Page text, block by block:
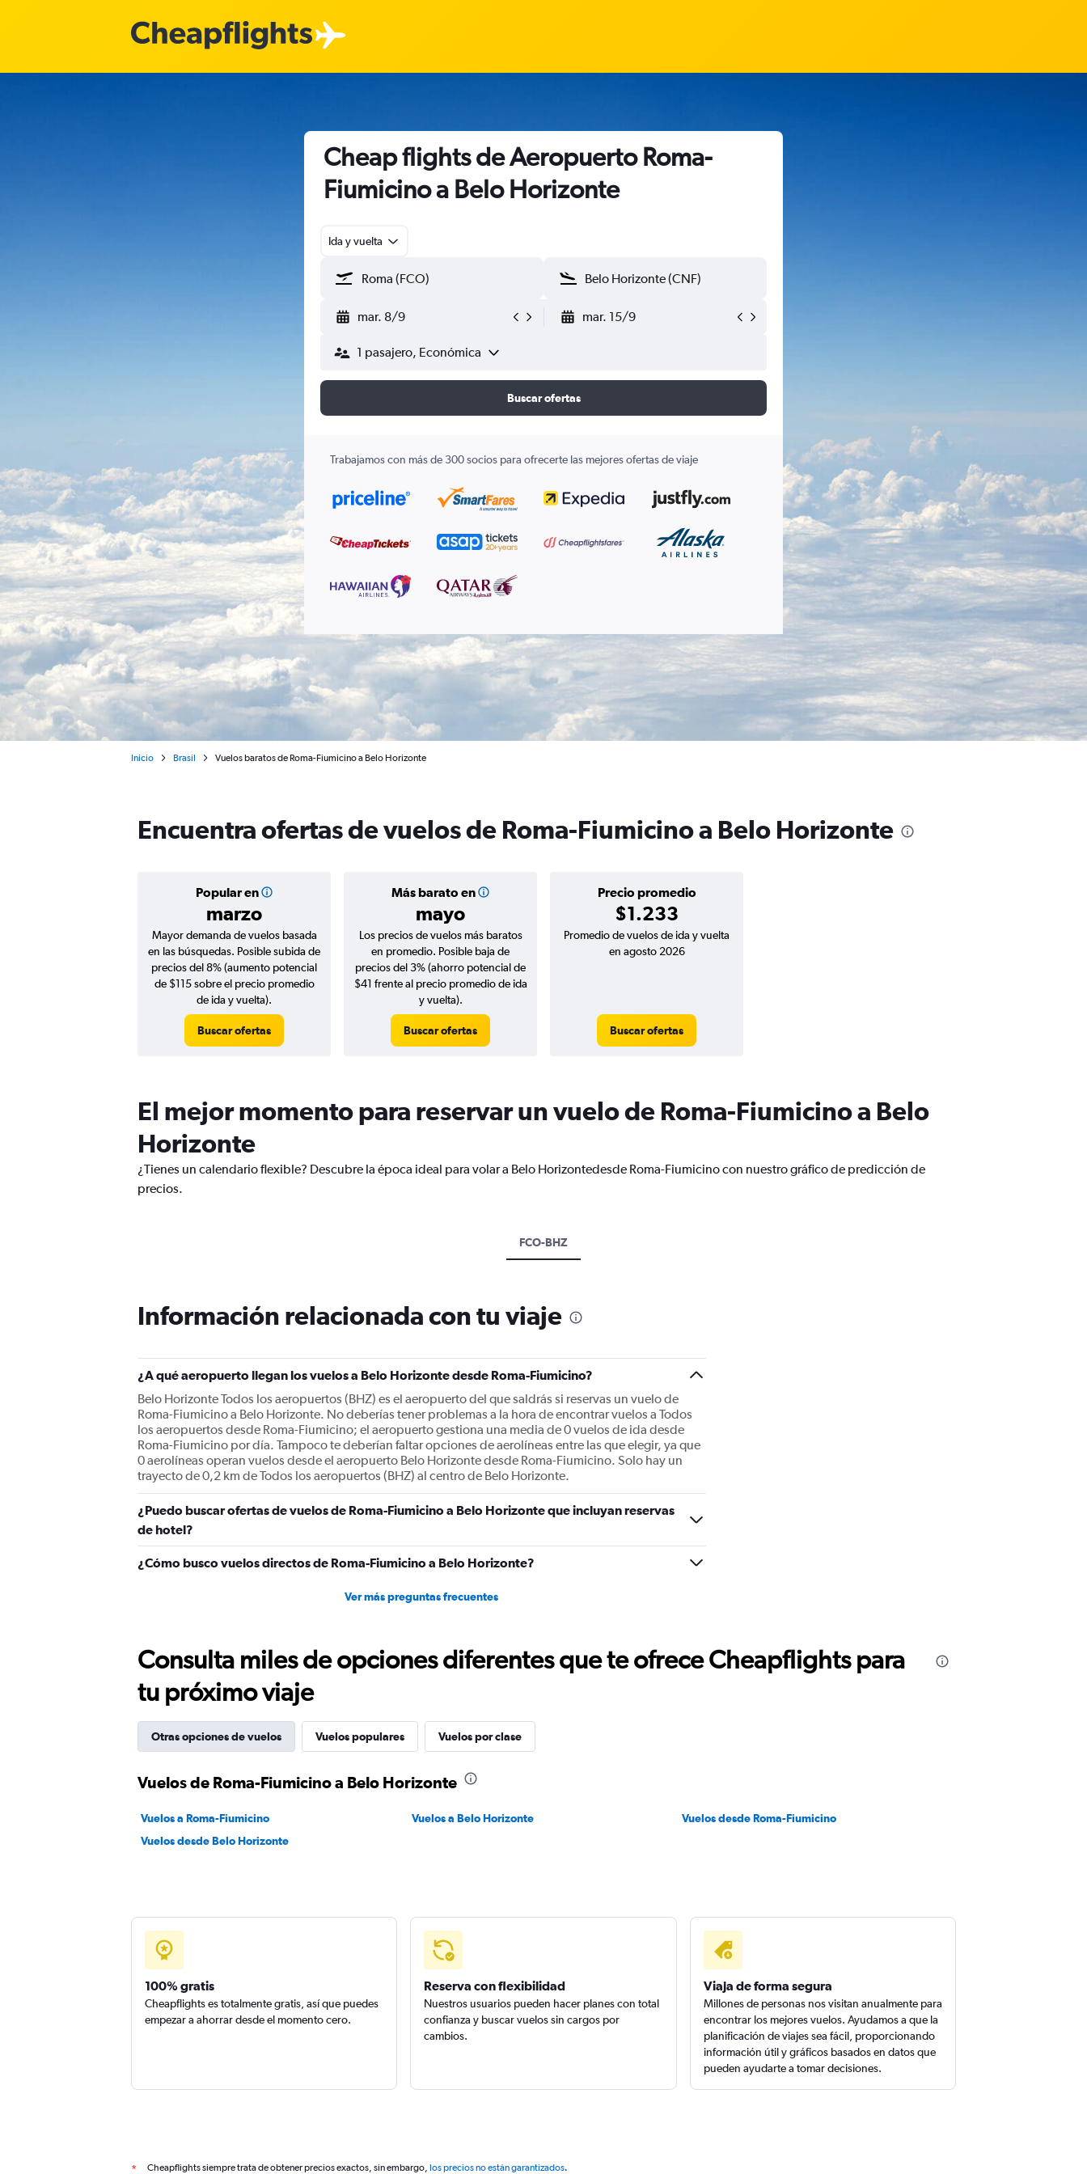
Cheap flights de Aeropuerto Roma-
Fiumicino a Belo Horizonte
Ida y vuelta
mar. 8/9 mar. 15/9
1 pasajero, Económica
Buscar ofertas
Trabajamos con más de 300 socios para ofrecerte las mejores ofertas de viaje
Inicio Brasil Vuelos baratos de Roma-Fiumicino a Belo Horizonte
Encuentra ofertas de vuelos de Roma-Fiumicino a Belo Horizonte
Popular en
marzo
Más barato en
mayo
Precio promedio
$1.233
Mayor demanda de vuelos basada
en las búsquedas. Posible subida de
precios del 8% (aumento potencial
de $115 sobre el precio promedio
de ida y vuelta).
Buscar ofertas
Los precios de vuelos más baratos
en promedio. Posible baja de
precios del 3% (ahorro potencial de
$41 frente al precio promedio de ida
y vuelta).
Buscar ofertas
Promedio de vuelos de ida y vuelta
en agosto 2026
Buscar ofertas
El mejor momento para reservar un vuelo de Roma-Fiumicino a Belo
Horizonte
¿Tienes un calendario flexible? Descubre la época ideal para volar a Belo Horizontedesde Roma-Fiumicino con nuestro gráfico de predicción de
precios.
FCO-BHZ
Información relacionada con tu viaje
¿A qué aeropuerto llegan los vuelos a Belo Horizonte desde Roma-Fiumicino?
Belo Horizonte Todos los aeropuertos (BHZ) es el aeropuerto del que saldrás si reservas un vuelo de
Roma-Fiumicino a Belo Horizonte. No deberías tener problemas a la hora de encontrar vuelos a Todos
los aeropuertos desde Roma-Fiumicino; el aeropuerto gestiona una media de 0 vuelos de ida desde
Roma-Fiumicino por día. Tampoco te deberían faltar opciones de aerolíneas entre las que elegir, ya que
0 aerolíneas operan vuelos desde el aeropuerto Belo Horizonte desde Roma-Fiumicino. Solo hay un
trayecto de 0,2 km de Todos los aeropuertos (BHZ) al centro de Belo Horizonte.
¿Puedo buscar ofertas de vuelos de Roma-Fiumicino a Belo Horizonte que incluyan reservas
de hotel?
¿Cómo busco vuelos directos de Roma-Fiumicino a Belo Horizonte?
Ver más preguntas frecuentes
Consulta miles de opciones diferentes que te ofrece Cheapflights para
tu próximo viaje
Otras opciones de vuelos Vuelos populares Vuelos por clase
Vuelos de Roma-Fiumicino a Belo Horizonte
Vuelos a Roma-Fiumicino Vuelos a Belo Horizonte
Vuelos desde Roma-Fiumicino
Vuelos desde Belo Horizonte
100% gratis
Cheapflights es totalmente gratis, así que puedes
empezar a ahorrar desde el momento cero.
Reserva con flexibilidad
Nuestros usuarios pueden hacer planes con total
confianza y buscar vuelos sin cargos por
cambios.
Viaja de forma segura
Millones de personas nos visitan anualmente para
encontrar los mejores vuelos. Ayudamos a que la
planificación de viajes sea fácil, proporcionando
información útil y gráficos basados en datos que
pueden ayudarte a tomar decisiones.
* Cheapflights siempre trata de obtener precios exactos, sin embargo, los precios no están garantizados.